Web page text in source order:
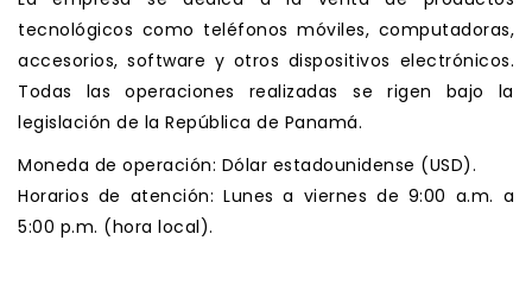
tecnológicos como teléfonos móviles, computadoras,
accesorios, software y otros dispositivos electrónicos.
Todas las operaciones realizadas se rigen bajo la
legislación de la República de Panamá.
Moneda de operación: Dólar estadounidense (USD).
Horarios de atención: Lunes a viernes de 9:00 a.m. a
5:00 p.m. (hora local).